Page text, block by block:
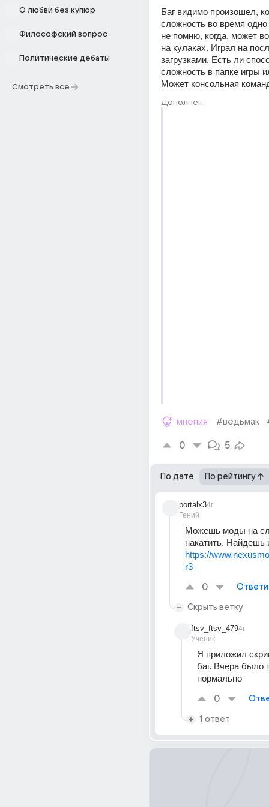
О любви без купюр
Философский вопрос
Политические дебаты
Смотреть все
Баг видимо произошел,
сложность во время одно
не помню, когда, может
на кулаках. Играл на
загрузками. Есть ли
сложность в папке игры
Может консольная
Дополнен
мнения #ведьмак
0 5
По дате По рейтингу
portalx3
Гений
4г
Можешь моды на
накатить. Найдешь
https://
r3
0
Скрыть ветку
ftsv_ftsv_479
Ученик
4г
Я приложил
баг. Вчера было
нормально
0
1 ответ